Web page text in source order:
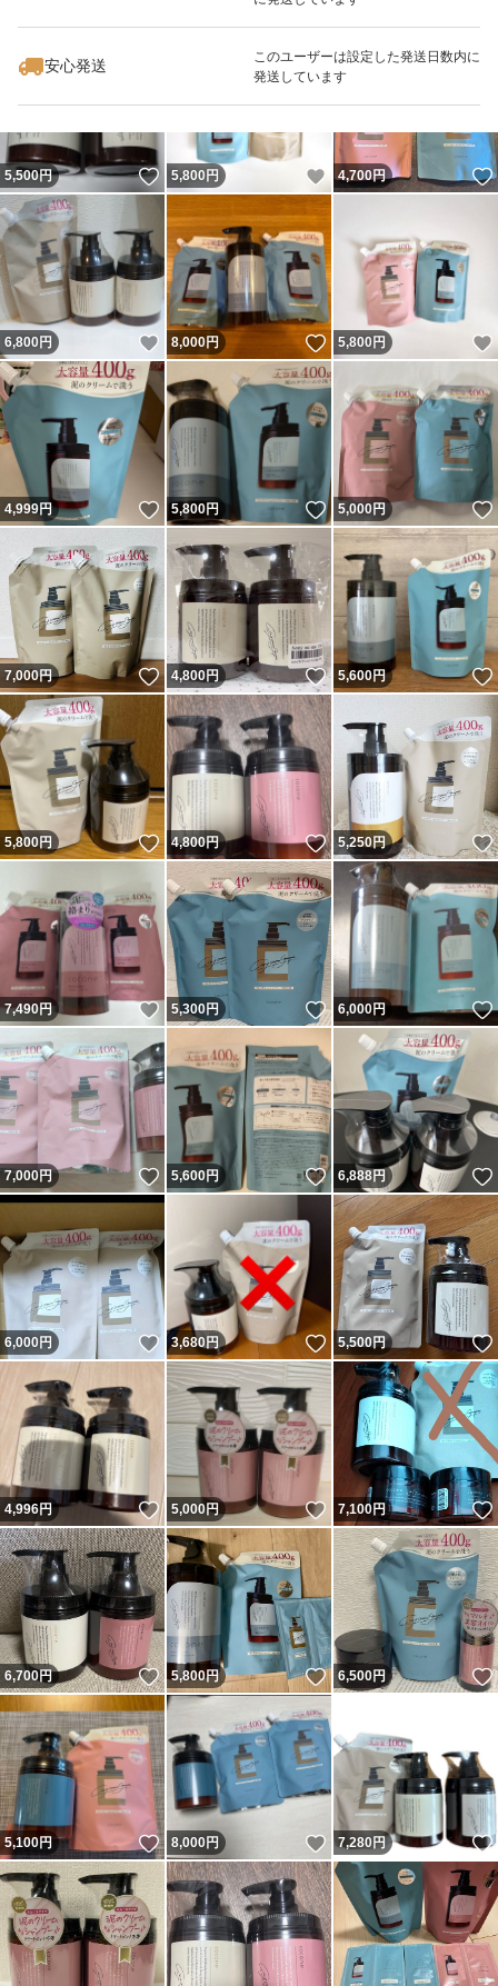
安心発送
このユーザーは設定した発送日数内に
発送しています
いいね！
5,199
5,500円 いいね！
5,800 円 いいね！
4,700円
6,800円 いいね！
8,000円 いいね！
5,800円
4,999円 いいね！
5,800円 いいね！
5,000円
7,000円 いいね！
4,800円 いいね！
5,600円
5,800円 いいね！
4,800円 いいね！
5,250円
7,490円 いいね！
5,300円 いいね！
6,000円
7,000円 いいね！
5,600円 いいね！
6,888円
6,000円 いいね！
3,680円 いいね！
5,500円
4,996円 いいね！
5,000円 いいね！
7,100円
6,700円 いいね！
5,800円 いいね！
6,500円
5,100円 いいね！
8,000円 いいね！
7,280円